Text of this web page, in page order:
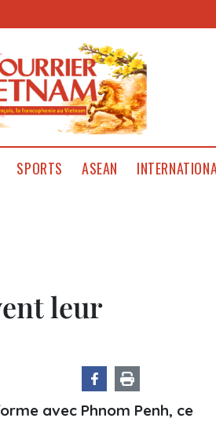
SPORTS ASEAN
leur
avec Phnom Penh, ce